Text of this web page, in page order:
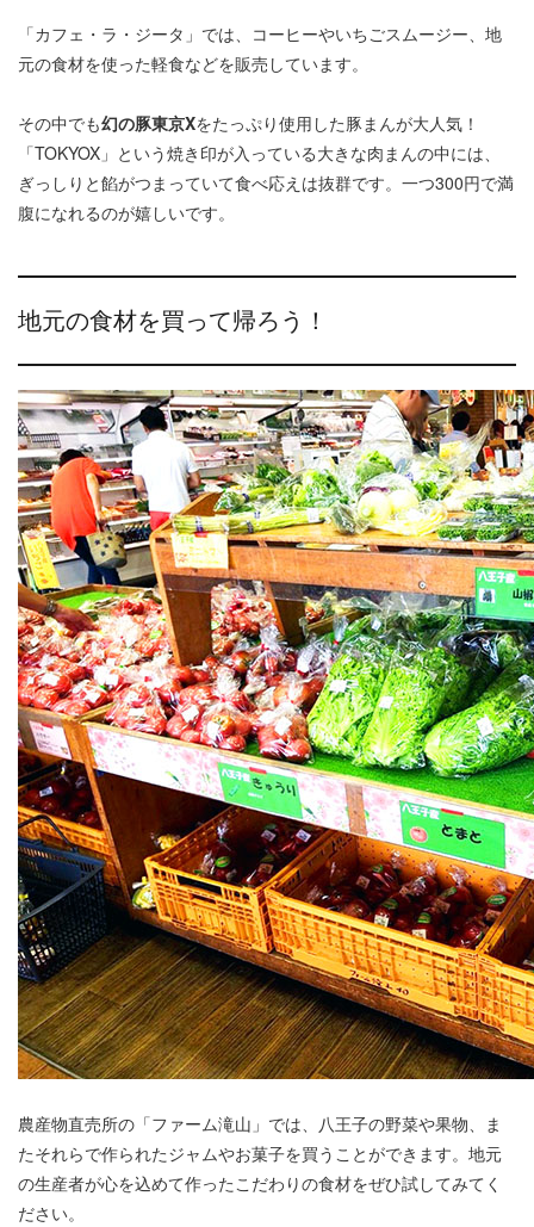
「カフェ・ラ・ジータ」では、コーヒーやいちごスムージー、地
元の食材を使った軽食などを販売しています。
その中でも幻の豚東京Xをたっぷり使用した豚まんが大人気！
「TOKYOX」という焼き印が入っている大きな肉まんの中には、
ぎっしりと餡がつまっていて食べ応えは抜群です。一つ300円で満
腹になれるのが嬉しいです。
地元の食材を買って帰ろう！
農産物直売所の「ファーム滝山」では、八王子の野菜や果物、ま
たそれらで作られたジャムやお菓子を買うことができます。地元
の生産者が心を込めて作ったこだわりの食材をぜひ試してみてく
ださい。